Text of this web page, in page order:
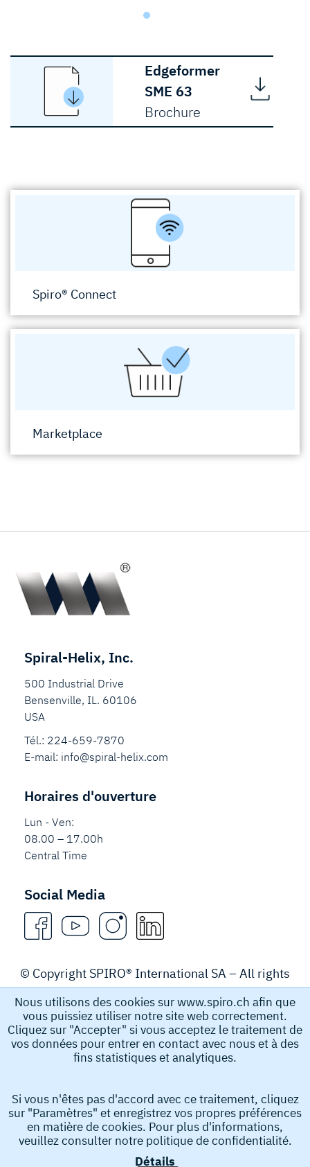
Edgeformer
SME 63
Brochure
Spiro® Connect
Marketplace
Spiral-Helix, Inc.
500 Industrial Drive
Bensenville, IL. 60106
USA
Tél.: 224-659-7870
E-mail: info@spiral-helix.com
Horaires d'ouverture
Lun - Ven:
08.00 – 17.00h
Central Time
Social Media
© Copyright SPIRO® International SA – All rights
reserved.
Legal Notice
Spiro International SA recueille et stocke des données à
mail et le numéro de téléphone que vous soumettez afin
d’obtenir des informations de notre part. Ces données à
caractère personnel nous aident à traiter votre demande.
En soumettant votre demande, vous acceptez la collecte
Nous utilisons des cookies sur www.spiro.ch afin que
vous puissiez utiliser notre site web correctement.
Cliquez sur "Accepter" si vous acceptez le traitement de
vos données pour entrer en contact avec nous et à des
fins statistiques et analytiques.
Si vous n'êtes pas d'accord avec ce traitement, cliquez
sur "Paramètres" et enregistrez vos propres préférences
en matière de cookies. Pour plus d'informations,
veuillez consulter notre politique de confidentialité.
Détails